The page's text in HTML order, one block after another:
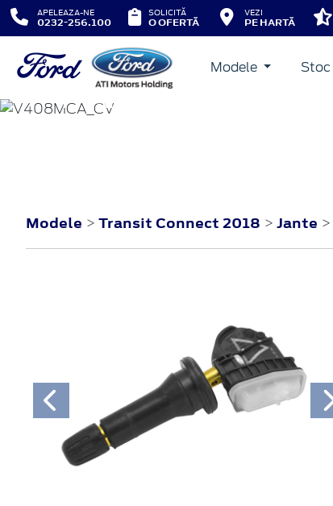
APELEAZA-NE
0232-256.100
SOLICITĂ
O OFERTĂ
VEZI
PE HARTĂ
Modele Stoc
TRANSIT CONNECT
Modele > Transit Connect 2018 > Jante >